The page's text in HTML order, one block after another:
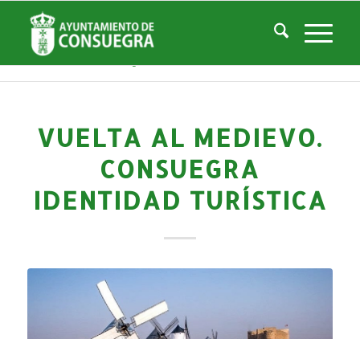
Noticias
Usted está aquí: Inicio / Noticias Cultura /
Actividades culturales y educativas
VUELTA AL MEDIEVO.
CONSUEGRA
IDENTIDAD TURÍSTICA